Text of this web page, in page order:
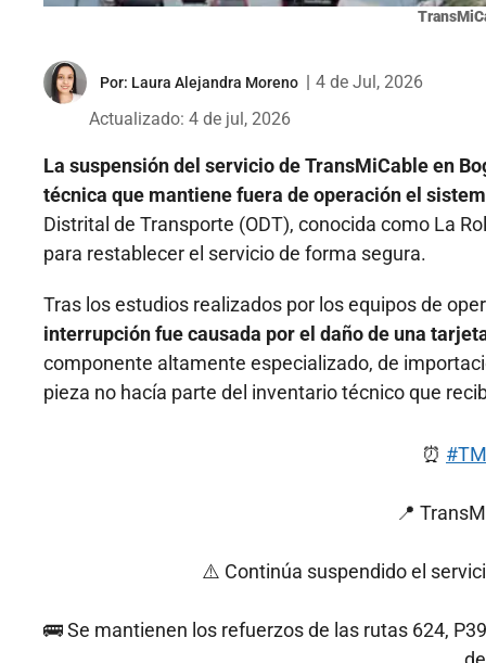
Por: Laura Alejandra Moreno
4 de Jul, 2026
Actualizado: 4 de jul, 2026
La suspensión del servicio de TransMiCable en
técnica que mantiene fuera de operación el
Distrital de Transporte (ODT), conocida como La
para restablecer el servicio de forma segura.
Tras los estudios realizados por los equipos de
interrupción fue causada por el daño de una
componente altamente especializado, de
pieza no hacía parte del inventario técnico que
⏰
📍
⚠️ Continúa suspendido el
🚌 Se mantienen los refuerzos de las rutas 624,